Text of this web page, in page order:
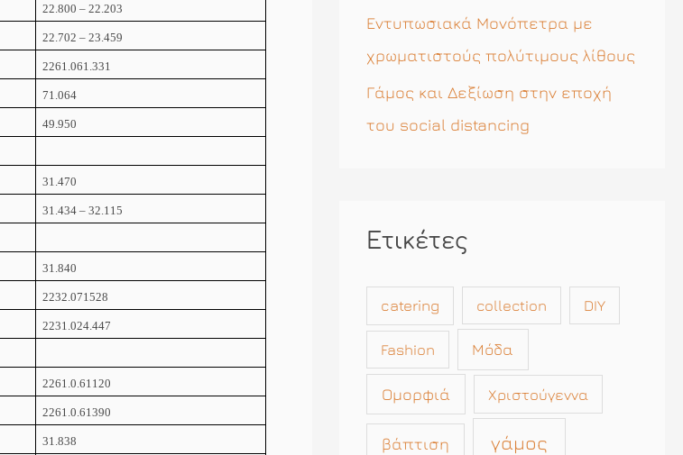
22.800 – 22.203
22.702 – 23.459
2261.061.331
71.064
49.950
31.470
31.434 – 32.115
31.840
2232.071528
2231.024.447
2261.0.61120
2261.0.61390
31.838
Εντυπωσιακά Μονόπετρα με
χρωματιστούς πολύτιμους λίθους
Γάμος και Δεξίωση στην εποχή
του social distancing
Ετικέτες
catering collection DIY
Fashion Μόδα
Ομορφιά Χριστούγεννα
βάπτιση γάμος